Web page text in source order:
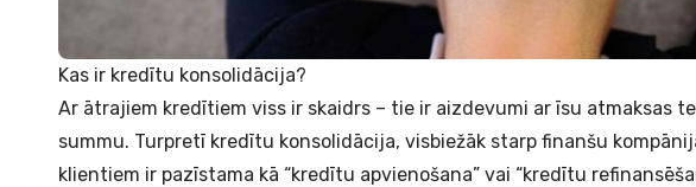
Kas ir kredītu konsolidācija?
Ar ātrajiem kredītiem viss ir skaidrs – tie ir aizdevumi ar īsu atmaksas
summu. Turpretī kredītu konsolidācija, visbiežāk starp finanšu
klientiem ir pazīstama kā “kredītu apvienošana” vai “kredītu